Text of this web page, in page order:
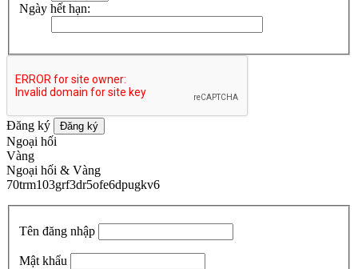
Ngày hết hạn:
Đăng ký Đăng ký
Ngoại hối
Vàng
Ngoại hối & Vàng
70trm103grf3dr5ofe6dpugkv6
Tên đăng nhập
Mật khẩu